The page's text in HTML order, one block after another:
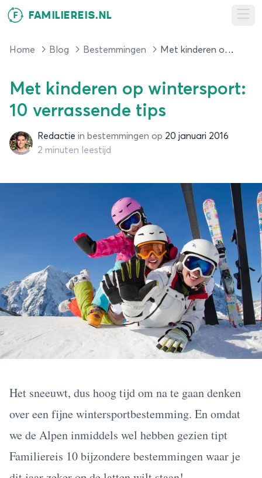
F FAMILIEREIS.NL
Home Blog Bestemmingen Met kinderen op wintersport: 10 verrassende tips
Met kinderen op wintersport:
10 verrassende tips
RedactieRedactie in bestemmingen op 20 januari 2016
2 minuten leestijd
Het sneeuwt, dus hoog tijd om na te gaan denken
over een fijne wintersportbestemming. En omdat
we de Alpen inmiddels wel hebben gezien tipt
Familiereis 10 bijzondere bestemmingen waar je